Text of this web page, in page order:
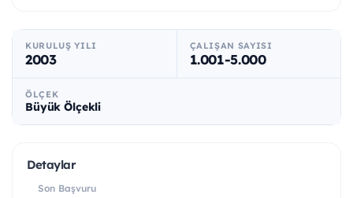
KURULUŞ YILI
2003
ÇALIŞAN SAYISI
1.001-5.000
ÖLÇEK
Büyük Ölçekli
Detaylar
Son Başvuru